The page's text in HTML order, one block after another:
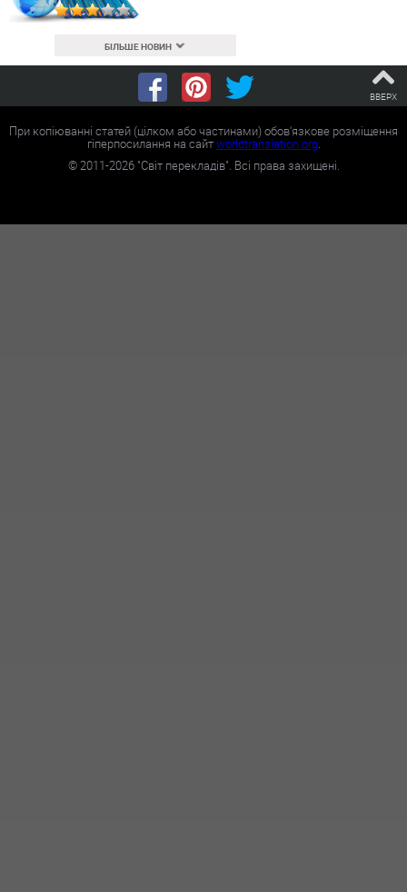
БІЛЬШЕ НОВИН
ВВЕРХ
При копіюванні статей (цілком або частинами) обов'язкове розміщення
гіперпосилання на сайтworldtranslation.org.
©2011-2026"Світ перекладів". Всі права захищені.